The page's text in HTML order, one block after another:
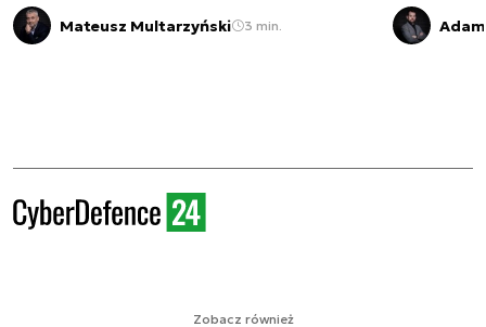
Mateusz Multarzyński 3 min.
Zobacz również